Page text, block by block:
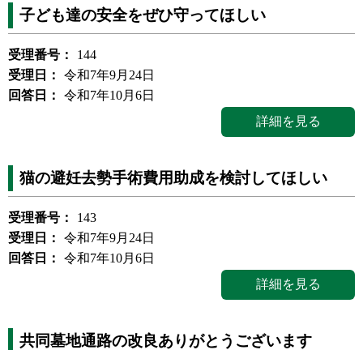
子ども達の安全をぜひ守ってほしい
受理番号：
144
受理日：
令和7年9月24日
回答日：
令和7年10月6日
詳細を見る
猫の避妊去勢手術費用助成を検討してほしい
受理番号：
143
受理日：
令和7年9月24日
回答日：
令和7年10月6日
詳細を見る
共同墓地通路の改良ありがとうございます